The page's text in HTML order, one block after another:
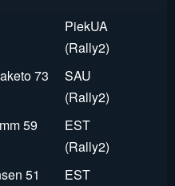
PiekUA
(Rally2)
73
SAU
(Rally2)
59
EST
(Rally2)
51
EST